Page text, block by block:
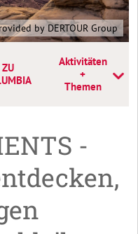
by DERTOUR Group
Aktivitäten
+
Themen
-